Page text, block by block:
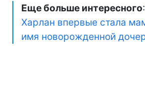
Еще больше интересного:
Харлан впервые стала
имя новорожденной